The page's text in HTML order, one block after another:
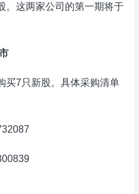
。这两家公司的第一期将于
买7只新股。具体采购清单